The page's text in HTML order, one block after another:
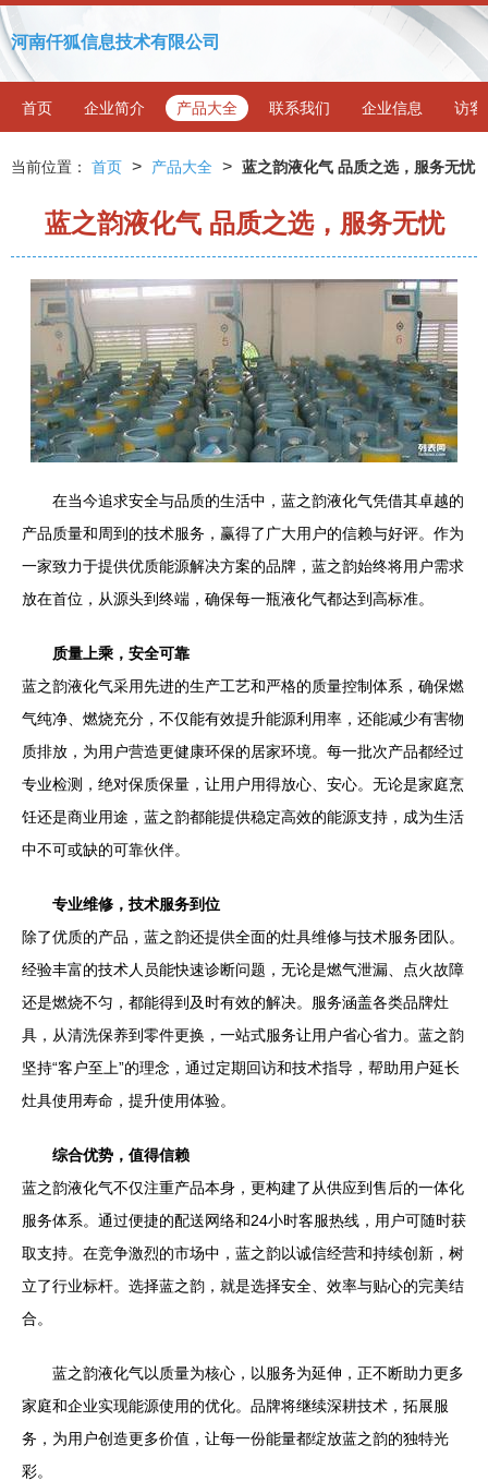
河南仟狐信息技术有限公司
首页 企业简介 产品大全 联系我们 企业信息 访客
当前位置： 首页 > 产品大全 > 蓝之韵液化气 品质之选，服务无忧
蓝之韵液化气 品质之选，服务无忧
在当今追求安全与品质的生活中，蓝之韵液化气凭借其卓越的
产品质量和周到的技术服务，赢得了广大用户的信赖与好评。作为
一家致力于提供优质能源解决方案的品牌，蓝之韵始终将用户需求
放在首位，从源头到终端，确保每一瓶液化气都达到高标准。
质量上乘，安全可靠
蓝之韵液化气采用先进的生产工艺和严格的质量控制体系，确保燃
气纯净、燃烧充分，不仅能有效提升能源利用率，还能减少有害物
质排放，为用户营造更健康环保的居家环境。每一批次产品都经过
专业检测，绝对保质保量，让用户用得放心、安心。无论是家庭烹
饪还是商业用途，蓝之韵都能提供稳定高效的能源支持，成为生活
中不可或缺的可靠伙伴。
专业维修，技术服务到位
除了优质的产品，蓝之韵还提供全面的灶具维修与技术服务团队。
经验丰富的技术人员能快速诊断问题，无论是燃气泄漏、点火故障
还是燃烧不匀，都能得到及时有效的解决。服务涵盖各类品牌灶
具，从清洗保养到零件更换，一站式服务让用户省心省力。蓝之韵
坚持“客户至上”的理念，通过定期回访和技术指导，帮助用户延长
灶具使用寿命，提升使用体验。
综合优势，值得信赖
蓝之韵液化气不仅注重产品本身，更构建了从供应到售后的一体化
服务体系。通过便捷的配送网络和24小时客服热线，用户可随时获
取支持。在竞争激烈的市场中，蓝之韵以诚信经营和持续创新，树
立了行业标杆。选择蓝之韵，就是选择安全、效率与贴心的完美结
合。
蓝之韵液化气以质量为核心，以服务为延伸，正不断助力更多
家庭和企业实现能源使用的优化。品牌将继续深耕技术，拓展服
务，为用户创造更多价值，让每一份能量都绽放蓝之韵的独特光
彩。